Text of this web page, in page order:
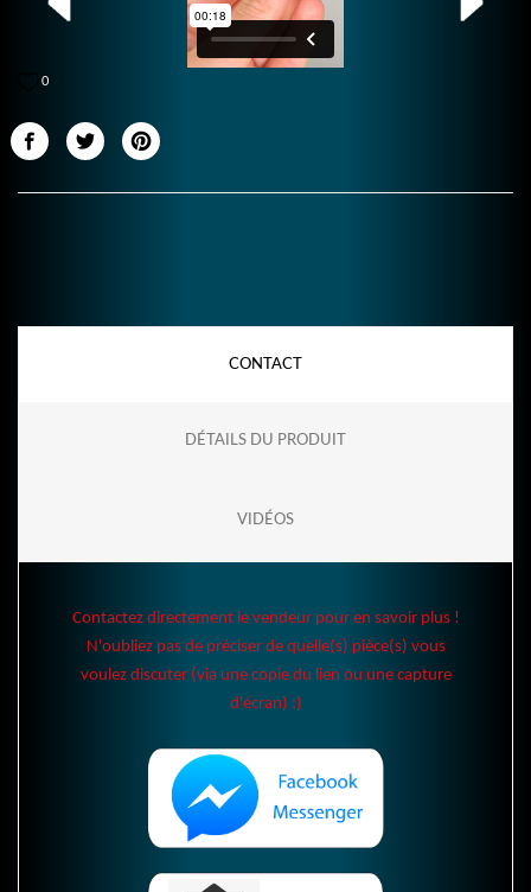
0
CONTACT
DÉTAILS DU PRODUIT
VIDÉOS
Contactez directement le vendeur pour en savoir plus !
N'oubliez pas de préciser de quelle(s) pièce(s) vous
voulez discuter (via une copie du lien ou une capture
d'écran) :)